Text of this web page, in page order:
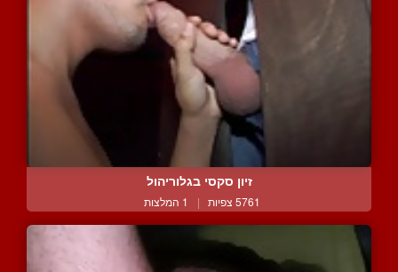
זיון סקסי בגלוריהול
5761 צפיות | 1 המלצות